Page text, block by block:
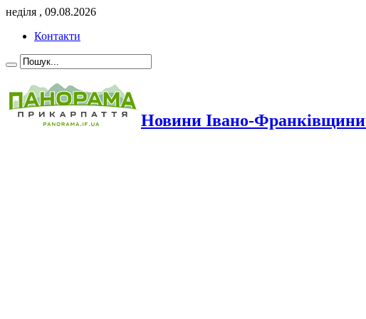
неділя , 09.08.2026
Контакти
Новини Івано-